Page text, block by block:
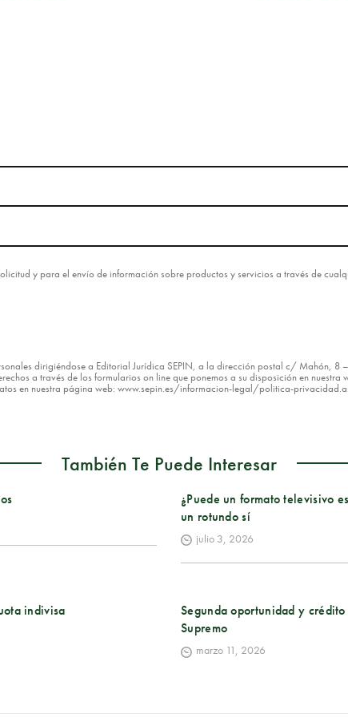
y para el envío de información sobre productos y servicios a través de
dirigiéndose a Editorial Jurídica SEPIN, a la dirección postal c/ Mahón,
a través de los formularios on line que ponemos a su disposición en
en nuestra página web: www.sepin.es/informacion-legal/politica-
También Te Puede Interesar
¿Puede un formato televisivo
un rotundo sí
julio 3, 2026
indivisa
Segunda oportunidad y
Supremo
marzo 11, 2026